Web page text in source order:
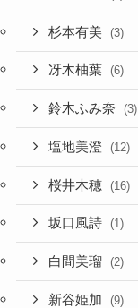
杉本有美 (3)
冴木柚葉 (6)
鈴木ふみ奈 (3)
塩地美澄 (12)
桜井木穂 (16)
坂口風詩 (1)
白間美瑠 (2)
新谷姫加 (9)